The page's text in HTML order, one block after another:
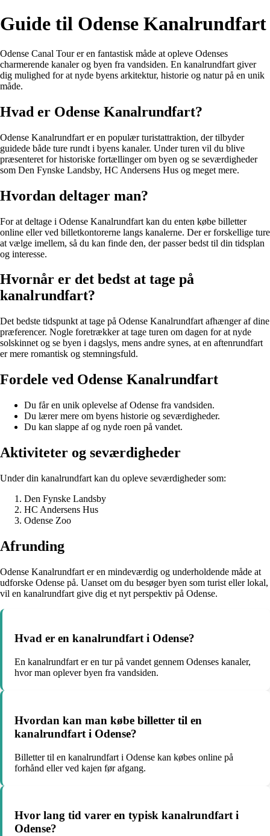
Guide til Odense Kanalrundfart
Odense Canal Tour er en fantastisk måde at opleve Odenses
charmerende kanaler og byen fra vandsiden. En kanalrundfart giver
dig mulighed for at nyde byens arkitektur, historie og natur på en unik
måde.
Hvad er Odense Kanalrundfart?
Odense Kanalrundfart er en populær turistattraktion, der tilbyder
guidede både ture rundt i byens kanaler. Under turen vil du blive
præsenteret for historiske fortællinger om byen og se seværdigheder
som Den Fynske Landsby, HC Andersens Hus og meget mere.
Hvordan deltager man?
For at deltage i Odense Kanalrundfart kan du enten købe billetter
online eller ved billetkontorerne langs kanalerne. Der er forskellige ture
at vælge imellem, så du kan finde den, der passer bedst til din tidsplan
og interesse.
Hvornår er det bedst at tage på
kanalrundfart?
Det bedste tidspunkt at tage på Odense Kanalrundfart afhænger af dine
præferencer. Nogle foretrækker at tage turen om dagen for at nyde
solskinnet og se byen i dagslys, mens andre synes, at en aftenrundfart
er mere romantisk og stemningsfuld.
Fordele ved Odense Kanalrundfart
Du får en unik oplevelse af Odense fra vandsiden.
Du lærer mere om byens historie og seværdigheder.
Du kan slappe af og nyde roen på vandet.
Aktiviteter og seværdigheder
Under din kanalrundfart kan du opleve seværdigheder som:
Den Fynske Landsby
HC Andersens Hus
Odense Zoo
Afrunding
Odense Kanalrundfart er en mindeværdig og underholdende måde at
udforske Odense på. Uanset om du besøger byen som turist eller lokal,
vil en kanalrundfart give dig et nyt perspektiv på Odense.
Hvad er en kanalrundfart i Odense?
En kanalrundfart er en tur på vandet gennem Odenses kanaler,
hvor man oplever byen fra vandsiden.
Hvordan kan man købe billetter til en
kanalrundfart i Odense?
Billetter til en kanalrundfart i Odense kan købes online på
forhånd eller ved kajen før afgang.
Hvor lang tid varer en typisk kanalrundfart i
Odense?